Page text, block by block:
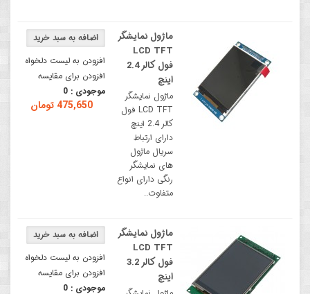
افزودن به لیست دلخواه
افزودن برای مقایسه
موجودی : 0
475,650 تومان
ماژول نمایشگر
LCD TFT
فول کالر 2.4
اینچ
ماژول نمایشگر
LCD TFT فول
کالر 2.4 اینچ
دارای ارتباط
سریال ماژول
های نمایشگر
رنگی دارای انواع
متفاوت..
افزودن به لیست دلخواه
افزودن برای مقایسه
موجودی : 0
ماژول نمایشگر
LCD TFT
فول کالر 3.2
اینچ